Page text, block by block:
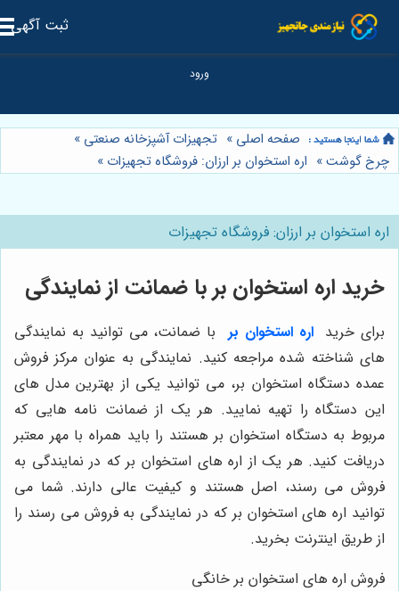
ثبت آگهی
صفحه اصلی» تجهیزات آشپزخانه صنعتی»
گوشت» اره استخوان بر ارزان: فروشگاه تجهیزات»
استخوان بر ارزان: فروشگاه تجهیزات
اره استخوان بر با ضمانت از نمایندگی
خریداره استخوان بر با ضمانت، می توانید به نمایندگی
شناخته شده مراجعه کنید. نمایندگی به عنوان مرکز فروش
دستگاه استخوان بر، می توانید یکی از بهترین مدل های
دستگاه را تهیه نمایید. هر یک از ضمانت نامه هایی که
به دستگاه استخوان بر هستند را باید همراه با مهر معتبر
کنید. هر یک از اره های استخوان بر که در نمایندگی به
می رسند، اصل هستند و کیفیت عالی دارند. شما می
اره های استخوان بر که در نمایندگی به فروش می رسند را
طریق اینترنت بخرید.
اره های استخوان بر خانگی